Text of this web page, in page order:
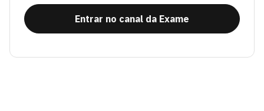
Entrar no canal da Exame